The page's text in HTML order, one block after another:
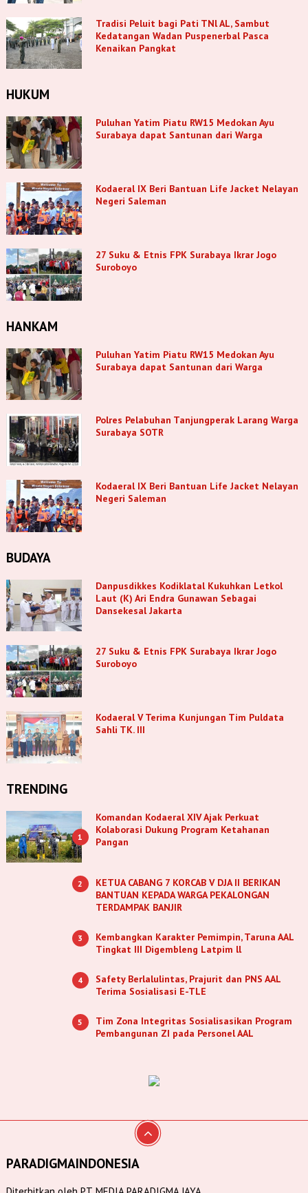
Tradisi Peluit bagi Pati TNl AL, Sambut
Kedatangan Wadan Puspenerbal Pasca
Kenaikan Pangkat
HUKUM
Puluhan Yatim Piatu RW15 Medokan Ayu
Surabaya dapat Santunan dari Warga
Kodaeral IX Beri Bantuan Life Jacket Nelayan
Negeri Saleman
27 Suku & Etnis FPK Surabaya Ikrar Jogo
Suroboyo
HANKAM
Puluhan Yatim Piatu RW15 Medokan Ayu
Surabaya dapat Santunan dari Warga
Polres Pelabuhan Tanjungperak Larang Warga
Surabaya SOTR
Kodaeral IX Beri Bantuan Life Jacket Nelayan
Negeri Saleman
BUDAYA
Danpusdikkes Kodiklatal Kukuhkan Letkol
Laut (K) Ari Endra Gunawan Sebagai
Dansekesal Jakarta
27 Suku & Etnis FPK Surabaya Ikrar Jogo
Suroboyo
Kodaeral V Terima Kunjungan Tim Puldata
Sahli TK. III
TRENDING
1
Komandan Kodaeral XIV Ajak Perkuat
Kolaborasi Dukung Program Ketahanan
Pangan
2
KETUA CABANG 7 KORCAB V DJA II BERIKAN
BANTUAN KEPADA WARGA PEKALONGAN
TERDAMPAK BANJIR
3
Kembangkan Karakter Pemimpin, Taruna AAL
Tingkat III Digembleng Latpim ll
4
Safety Berlalulintas, Prajurit dan PNS AAL
Terima Sosialisasi E-TLE
5
Tim Zona Integritas Sosialisasikan Program
Pembangunan ZI pada Personel AAL
PARADIGMAINDONESIA